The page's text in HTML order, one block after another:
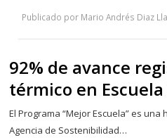
Publicado por Mario Andrés Diaz
92% de avance
térmico en Escuela
El Programa “Mejor Escuela” es
Agencia de Sostenibilidad…